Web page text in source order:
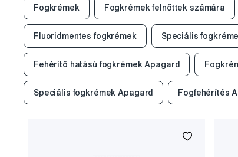
Fogkrémek Fogkrémek felnőttek számára
Fluoridmentes fogkrémek Speciális
Fehérítő hatású fogkrémek Apagard
Speciális fogkrémek Apagard Fogfehérítés